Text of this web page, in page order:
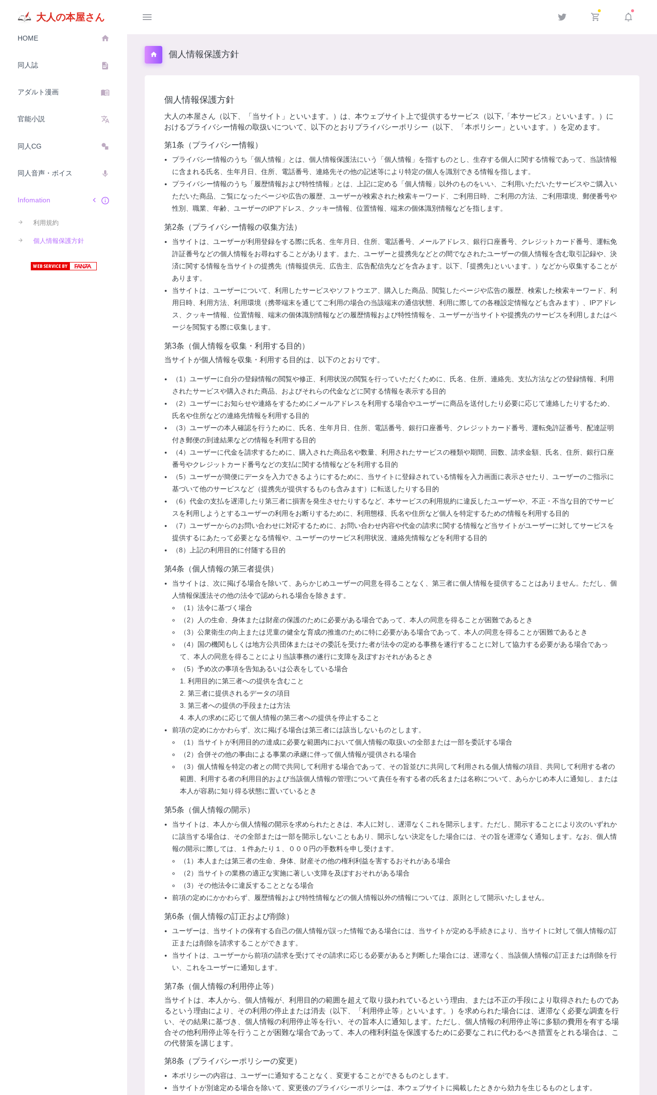
大人の本屋さん
HOME
同人誌
アダルト漫画
官能小説
同人CG
同人音声・ボイス
Infomation
利用規約
個人情報保護方針
個人情報保護方針
個人情報保護方針
大人の本屋さん（以下、「当サイト」といいます。）は、本ウェブサイト上で提供するサービス（以下,「本サービス」といいます。）に
おけるプライバシー情報の取扱いについて、以下のとおりプライバシーポリシー（以下、「本ポリシー」といいます。）を定めます。
第1条（プライバシー情報）
プライバシー情報のうち「個人情報」とは、個人情報保護法にいう「個人情報」を指すものとし、生存する個人に関する情報であって、当該情報
に含まれる氏名、生年月日、住所、電話番号、連絡先その他の記述等により特定の個人を識別できる情報を指します。
プライバシー情報のうち「履歴情報および特性情報」とは、上記に定める「個人情報」以外のものをいい、ご利用いただいたサービスやご購入い
ただいた商品、ご覧になったページや広告の履歴、ユーザーが検索された検索キーワード、ご利用日時、ご利用の方法、ご利用環境、郵便番号や
性別、職業、年齢、ユーザーのIPアドレス、クッキー情報、位置情報、端末の個体識別情報などを指します。
第2条（プライバシー情報の収集方法）
当サイトは、ユーザーが利用登録をする際に氏名、生年月日、住所、電話番号、メールアドレス、銀行口座番号、クレジットカード番号、運転免
許証番号などの個人情報をお尋ねすることがあります。また、ユーザーと提携先などとの間でなされたユーザーの個人情報を含む取引記録や、決
済に関する情報を当サイトの提携先（情報提供元、広告主、広告配信先などを含みます。以下、｢提携先｣といいます。）などから収集することが
あります。
当サイトは、ユーザーについて、利用したサービスやソフトウエア、購入した商品、閲覧したページや広告の履歴、検索した検索キーワード、利
用日時、利用方法、利用環境（携帯端末を通じてご利用の場合の当該端末の通信状態、利用に際しての各種設定情報なども含みます）、IPアドレ
ス、クッキー情報、位置情報、端末の個体識別情報などの履歴情報および特性情報を、ユーザーが当サイトや提携先のサービスを利用しまたはペ
ージを閲覧する際に収集します。
第3条（個人情報を収集・利用する目的）
当サイトが個人情報を収集・利用する目的は、以下のとおりです。
（1）ユーザーに自分の登録情報の閲覧や修正、利用状況の閲覧を行っていただくために、氏名、住所、連絡先、支払方法などの登録情報、利用
されたサービスや購入された商品、およびそれらの代金などに関する情報を表示する目的
（2）ユーザーにお知らせや連絡をするためにメールアドレスを利用する場合やユーザーに商品を送付したり必要に応じて連絡したりするため、
氏名や住所などの連絡先情報を利用する目的
（3）ユーザーの本人確認を行うために、氏名、生年月日、住所、電話番号、銀行口座番号、クレジットカード番号、運転免許証番号、配達証明
付き郵便の到達結果などの情報を利用する目的
（4）ユーザーに代金を請求するために、購入された商品名や数量、利用されたサービスの種類や期間、回数、請求金額、氏名、住所、銀行口座
番号やクレジットカード番号などの支払に関する情報などを利用する目的
（5）ユーザーが簡便にデータを入力できるようにするために、当サイトに登録されている情報を入力画面に表示させたり、ユーザーのご指示に
基づいて他のサービスなど（提携先が提供するものも含みます）に転送したりする目的
（6）代金の支払を遅滞したり第三者に損害を発生させたりするなど、本サービスの利用規約に違反したユーザーや、不正・不当な目的でサービ
スを利用しようとするユーザーの利用をお断りするために、利用態様、氏名や住所など個人を特定するための情報を利用する目的
（7）ユーザーからのお問い合わせに対応するために、お問い合わせ内容や代金の請求に関する情報など当サイトがユーザーに対してサービスを
提供するにあたって必要となる情報や、ユーザーのサービス利用状況、連絡先情報などを利用する目的
（8）上記の利用目的に付随する目的
第4条（個人情報の第三者提供）
当サイトは、次に掲げる場合を除いて、あらかじめユーザーの同意を得ることなく、第三者に個人情報を提供することはありません。ただし、個
人情報保護法その他の法令で認められる場合を除きます。
（1）法令に基づく場合
（2）人の生命、身体または財産の保護のために必要がある場合であって、本人の同意を得ることが困難であるとき
（3）公衆衛生の向上または児童の健全な育成の推進のために特に必要がある場合であって、本人の同意を得ることが困難であるとき
（4）国の機関もしくは地方公共団体またはその委託を受けた者が法令の定める事務を遂行することに対して協力する必要がある場合であっ
て、本人の同意を得ることにより当該事務の遂行に支障を及ぼすおそれがあるとき
（5）予め次の事項を告知あるいは公表をしている場合
利用目的に第三者への提供を含むこと
第三者に提供されるデータの項目
第三者への提供の手段または方法
本人の求めに応じて個人情報の第三者への提供を停止すること
前項の定めにかかわらず、次に掲げる場合は第三者には該当しないものとします。
（1）当サイトが利用目的の達成に必要な範囲内において個人情報の取扱いの全部または一部を委託する場合
（2）合併その他の事由による事業の承継に伴って個人情報が提供される場合
（3）個人情報を特定の者との間で共同して利用する場合であって、その旨並びに共同して利用される個人情報の項目、共同して利用する者の
範囲、利用する者の利用目的および当該個人情報の管理について責任を有する者の氏名または名称について、あらかじめ本人に通知し、または
本人が容易に知り得る状態に置いているとき
第5条（個人情報の開示）
当サイトは、本人から個人情報の開示を求められたときは、本人に対し、遅滞なくこれを開示します。ただし、開示することにより次のいずれか
に該当する場合は、その全部または一部を開示しないこともあり、開示しない決定をした場合には、その旨を遅滞なく通知します。なお、個人情
報の開示に際しては、１件あたり１、０００円の手数料を申し受けます。
（1）本人または第三者の生命、身体、財産その他の権利利益を害するおそれがある場合
（2）当サイトの業務の適正な実施に著しい支障を及ぼすおそれがある場合
（3）その他法令に違反することとなる場合
前項の定めにかかわらず、履歴情報および特性情報などの個人情報以外の情報については、原則として開示いたしません。
第6条（個人情報の訂正および削除）
ユーザーは、当サイトの保有する自己の個人情報が誤った情報である場合には、当サイトが定める手続きにより、当サイトに対して個人情報の訂
正または削除を請求することができます。
当サイトは、ユーザーから前項の請求を受けてその請求に応じる必要があると判断した場合には、遅滞なく、当該個人情報の訂正または削除を行
い、これをユーザーに通知します。
第7条（個人情報の利用停止等）
当サイトは、本人から、個人情報が、利用目的の範囲を超えて取り扱われているという理由、または不正の手段により取得されたものであ
るという理由により、その利用の停止または消去（以下、「利用停止等」といいます。）を求められた場合には、遅滞なく必要な調査を行
い、その結果に基づき、個人情報の利用停止等を行い、その旨本人に通知します。ただし、個人情報の利用停止等に多額の費用を有する場
合その他利用停止等を行うことが困難な場合であって、本人の権利利益を保護するために必要なこれに代わるべき措置をとれる場合は、こ
の代替策を講じます。
第8条（プライバシーポリシーの変更）
本ポリシーの内容は、ユーザーに通知することなく、変更することができるものとします。
当サイトが別途定める場合を除いて、変更後のプライバシーポリシーは、本ウェブサイトに掲載したときから効力を生じるものとします。